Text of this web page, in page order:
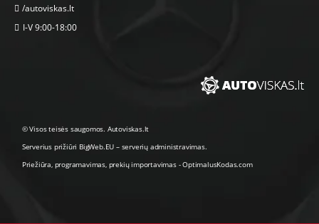
/autoviskas.lt
I-V 9:00-18:00
© Visos teisės saugomos. Autoviskas.lt
Serverius prižiūri BigWeb.EU – serverių administravimas.
Priežiūra, programavimas, prekių importavimas-OptimalusKodas.com